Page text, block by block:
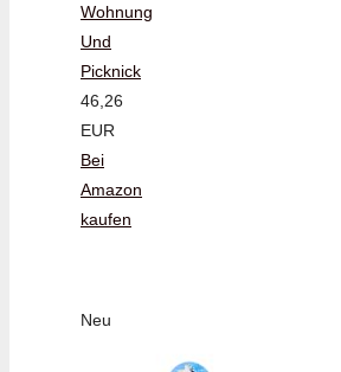
Wohnung
Und
Picknick
46,26
EUR
Bei
Amazon
kaufen
Neu